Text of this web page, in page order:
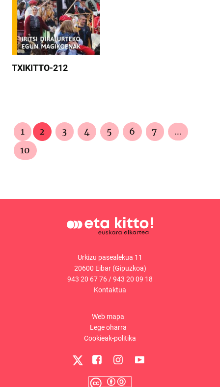
TXIKITTO-212
1 2 3 4 5 6 7
...
10
Urkizu pasealekua 11
20600 Eibar (Gipuzkoa)
943 20 67 76 /943 20 09 18
Kontaktua
Web mapa
Lege oharra
Cookieak-politika